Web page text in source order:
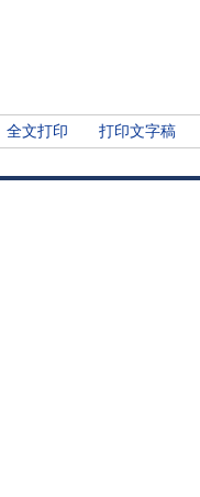
全文打印 打印文字稿